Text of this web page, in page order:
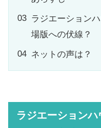
ラジエーション
場版への伏線？
ネットの声は？
ラジエーション